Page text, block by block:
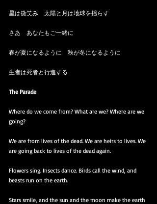
星は微笑み　太陽と月は地球を揺らす
さあ　あなたもご一緒に
春が夏になるように　秋が冬になるように
生者は死者と行進する
The Parade
Where do we come from? What are we? Where are we
going?
We are from lives of the dead. We are heirs to lives. We
are going back to lives of the dead again.
Flowers sing. Insects dance. Birds call the wind, and
beasts run on the earth.
Stars smile, and the sun and the moon make the earth